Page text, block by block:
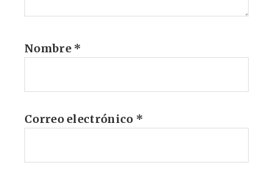
Nombre *
Correo electrónico *